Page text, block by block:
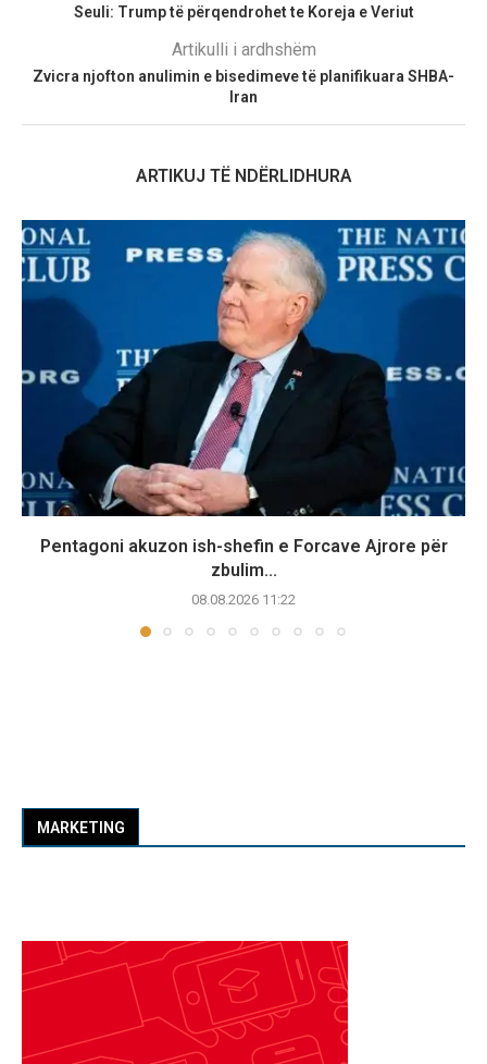
Seuli: Trump të përqendrohet te Koreja e Veriut
Artikulli i ardhshëm
Zvicra njofton anulimin e bisedimeve të planifikuara SHBA-
Iran
ARTIKUJ TË NDËRLIDHURA
Pentagoni akuzon ish-shefin e Forcave Ajrore për
zbulim...
08.08.2026 11:22
MARKETING